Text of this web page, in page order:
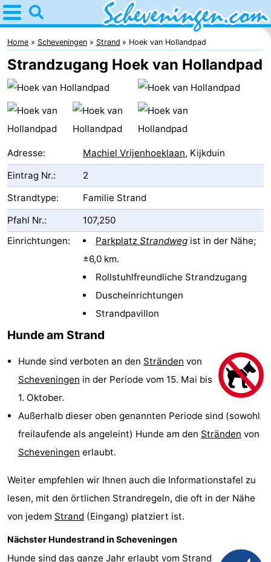
Home
Scheveningen
Tipps
kindern
Übernachten
Appartements
-
Nautisch
Centrum
Campingplätze
Ferienhäuser
Zimmer
(mit
Frühstück)
Lastminutes
Strand
Sehen
tun
Museen
-
Denkmäler
-
-
Home Scheveningen Strand Hoek van Hollandpad
Strandzugang Hoek van Hollandpad
Adresse: Machiel Vrijenhoeklaan, Kijkduin
Eintrag Nr.:
2
Strandtype:
Familie Strand
Pfahl Nr.:
107,250
Einrichtungen:
ParkplatzStrandweg ist in der Nähe;
±6,0 km.
Rollstuhlfreundliche Strandzugang
Duscheinrichtungen
Strandpavillon
Hunde am Strand
Hunde sind verboten an den Stränden von
Scheveningen in der Periode vom 15. Mai bis
1. Oktober.
Außerhalb dieser oben genannten Periode sind (sowohl
freilaufende als angeleint) Hunde am den Stränden von
Scheveningen erlaubt.
Weiter empfehlen wir Ihnen auch die Informationstafel zu
lesen, mit den örtlichen Strandregeln, die oft in der Nähe
von jedem Strand (Eingang) platziert ist.
Nächster Hundestrand in Scheveningen
Hunde sind das ganze Jahr erlaubt vom Strand